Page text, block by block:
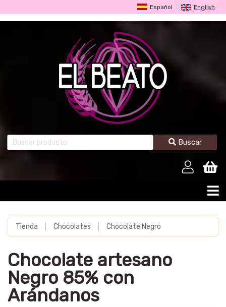
Español English
Buscar
Tienda Chocolates Chocolate Negro
Chocolate artesano
Negro 85% con
Arándanos